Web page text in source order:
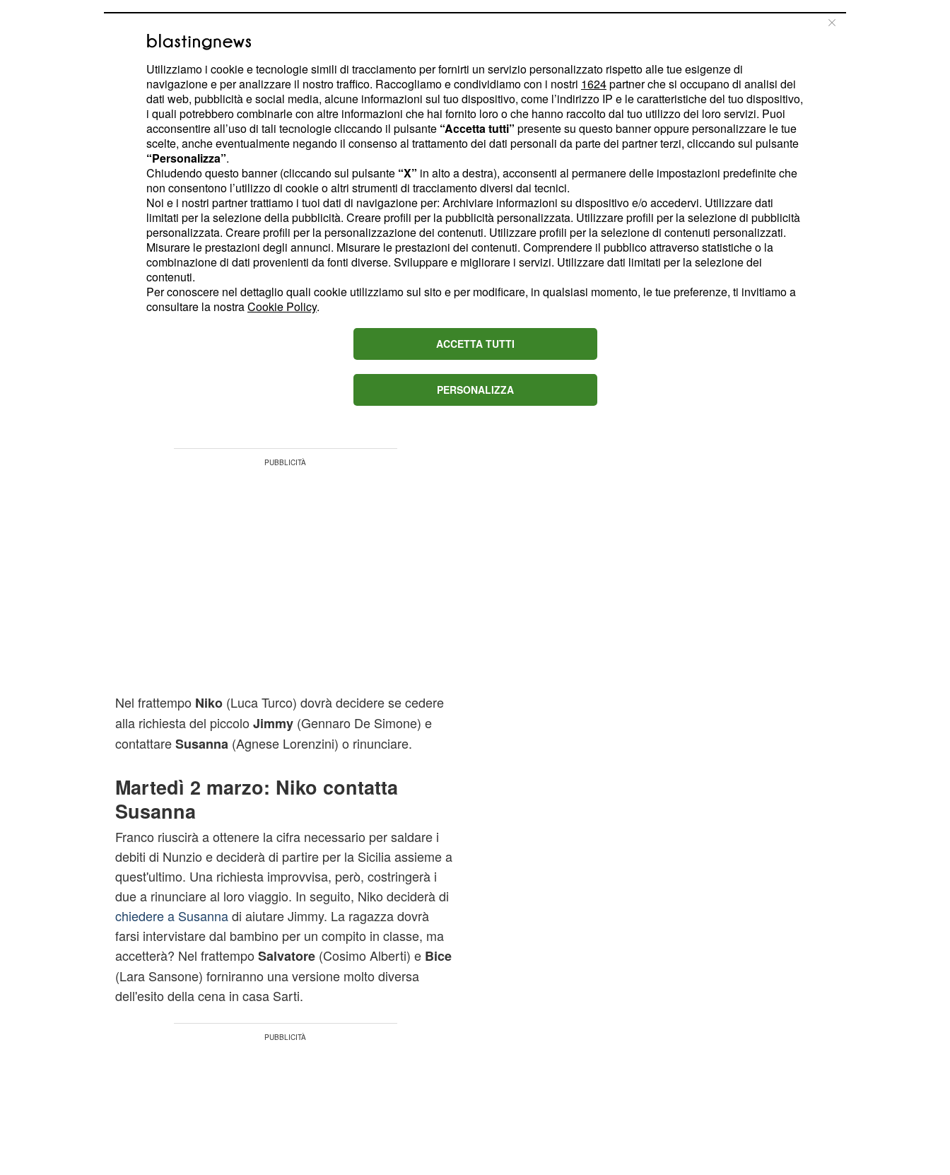
Niko, a causa di un'esplicita richiesta di Jimmy, deciderà di
chiedere aiuto a Susanna. Nel frattempo Franco troverà i
soldi necessari per mettere Nunzio fuori dai guai, ma per
farlo dovrà rivolgersi a qualcuno d'inaspettato, ma chi?
Infine in una storyline dai toni decisamente più leggeri, si
scatenerà una guerra tra fratelli e sorelle con Sasà e Bice
contrapposti a Bruno e Morgana.
Lunedì 1º marzo: Franco chiede
aiuto
1° marzo di Un posto al sole
Nunzio
(Vladimir Randazzo), deciderà di rivolgersi aun personaggio
per farsi aiutare, ma di chi si tratta? Il bacio tra
(Imma Pirone) avrà
Nel frattempo Niko(Luca Turco) dovrà decidere se cedere
alla richiesta del piccolo Jimmy(Gennaro De Simone) e
contattareSusanna (Agnese Lorenzini) o rinunciare.
Martedì 2 marzo: Niko contatta
Susanna
Franco riuscirà a ottenere la cifra necessario per saldare i
debiti di Nunzio e deciderà di partire per la Sicilia assieme a
quest'ultimo. Una richiesta improvvisa, però, costringerà i
due a rinunciare al loro viaggio. In seguito, Niko deciderà di
chiedere a Susannadi aiutare Jimmy. La ragazza dovrà
farsi intervistare dal bambino per un compito in classe, ma
accetterà? Nel frattempo Salvatore(Cosimo Alberti) eBice
(Lara Sansone) forniranno una versione molto diversa
dell'esito della cena in casa Sarti.
Utilizziamo i cookie e tecnologie simili di tracciamento per fornirti un servizio personalizzato rispetto alle tue esigenze di
navigazione e per analizzare il nostro traffico. Raccogliamo e condividiamo con i nostri 1624partner che si occupano di analisi dei
dati web, pubblicità e social media, alcune informazioni sul tuo dispositivo, come l’indirizzo IP e le caratteristiche del tuo dispositivo,
i quali potrebbero combinarle con altre informazioni che hai fornito loro o che hanno raccolto dal tuo utilizzo dei loro servizi. Puoi
acconsentire all’uso di tali tecnologie cliccando il pulsante “Accetta tutti” presente su questo banner oppure personalizzare le tue
scelte, anche eventualmente negando il consenso al trattamento dei dati personali da parte dei partner terzi, cliccando sul pulsante
“Personalizza”.
Chiudendo questo banner (cliccando sul pulsante “X” in alto a destra), acconsenti al permanere delle impostazioni predefinite che
non consentono l’utilizzo di cookie o altri strumenti di tracciamento diversi dai tecnici.
Noi e i nostri partner trattiamo i tuoi dati di navigazione per: Archiviare informazioni su dispositivo e/o accedervi. Utilizzare dati
limitati per la selezione della pubblicità. Creare profili per la pubblicità personalizzata. Utilizzare profili per la selezione di pubblicità
personalizzata. Creare profili per la personalizzazione dei contenuti. Utilizzare profili per la selezione di contenuti personalizzati.
Misurare le prestazioni degli annunci. Misurare le prestazioni dei contenuti. Comprendere il pubblico attraverso statistiche o la
combinazione di dati provenienti da fonti diverse. Sviluppare e migliorare i servizi. Utilizzare dati limitati per la selezione dei
contenuti.
Per conoscere nel dettaglio quali cookie utilizziamo sul sito e per modificare, in qualsiasi momento, le tue preferenze, ti invitiamo a
consultare la nostraCookie Policy.
ACCETTA TUTTI
PERSONALIZZA